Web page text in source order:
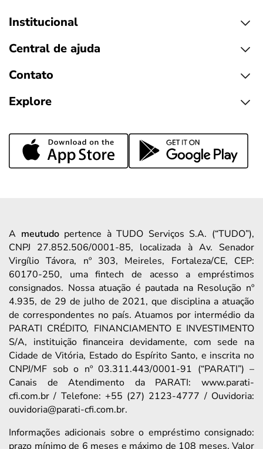
Institucional
Central de ajuda
Contato
Explore
A meutudopertence à TUDO Serviços S.A. (“TUDO”),
CNPJ 27.852.506/0001-85, localizada à Av. Senador
Virgílio Távora, nº 303, Meireles, Fortaleza/CE, CEP:
60170-250, uma fintech de acesso a empréstimos
consignados. Nossa atuação é pautada na Resolução nº
4.935, de 29 de julho de 2021, que disciplina a atuação
de correspondentes no país. Atuamos por intermédio da
PARATI CRÉDITO, FINANCIAMENTO E INVESTIMENTO
S/A, instituição financeira devidamente, com sede na
Cidade de Vitória, Estado do Espírito Santo, e inscrita no
CNPJ/MF sob o nº 03.311.443/0001-91 (“PARATI”) –
Canais de Atendimento da PARATI: www.parati-
cfi.com.br / Telefone: +55 (27) 2123-4777 / Ouvidoria:
ouvidoria@parati-cfi.com.br.
Informações adicionais sobre o empréstimo consignado:
prazo mínimo de 6 meses e máximo de 108 meses. Valor